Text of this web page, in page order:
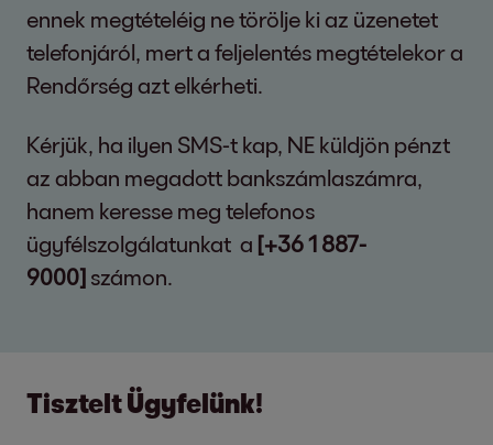
ennek megtételéig ne törölje ki az üzenetet
telefonjáról, mert a feljelentés megtételekor a
Rendőrség azt elkérheti.
Kérjük, ha ilyen SMS-t kap, NE küldjön pénzt
az abban megadott bankszámlaszámra,
hanem keresse meg telefonos
ügyfélszolgálatunkat a [+36 1 887-
9000] számon.
Tisztelt Ügyfelünk!